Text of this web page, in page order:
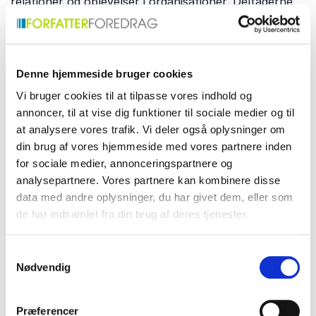
Denne hjemmeside bruger cookies
Vi bruger cookies til at tilpasse vores indhold og
annoncer, til at vise dig funktioner til sociale medier og til
at analysere vores trafik. Vi deler også oplysninger om
din brug af vores hjemmeside med vores partnere inden
for sociale medier, annonceringspartnere og
analysepartnere. Vores partnere kan kombinere disse
data med andre oplysninger, du har givet dem, eller som
de har indsamlet fra din brug af deres tjenester.
Nødvendig
Præferencer
får inspiration til at arbejde mere bevidst med
emotionelle faktorer i deres egen hverdag. Nogle af
Følelser og beslutningstagning
Følelser spiller en langt større rolle i vores
beslutninger, end mange er klar over. Foredraget
giver indsigt i, hvordan emotioner påvirker
vurderinger, prioriteringer og adfærd i både
arbejdslivet og privatlivet. Deltagerne får en større
forståelse af samspillet mellem følelser, logik og